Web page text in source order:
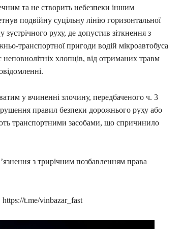
та не створить небезпеки іншим
подвійну суцільну лінію горизонтальної
зустрічного руху, де допустив зіткнення з
транспортної пригоди водій мікроавтобуса
неповнолітніх хлопців, від отриманих травм
у вчиненні злочину, передбаченого ч. 3
правил безпеки дорожнього руху або
транспортними засобами, що спричинило
з трирічним позбавленням права
t.me/vinbazar_fast